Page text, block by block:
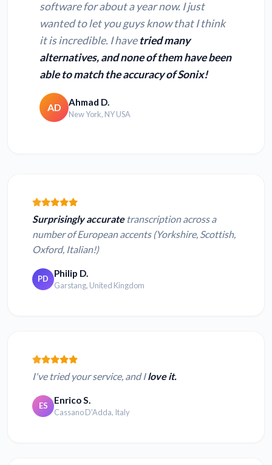
software for about a year now. I just
wanted to let you guys know that I think
it is incredible. I havetried many
alternatives, and none of them have been
able to match the accuracy of Sonix!
AD Ahmad D.
New York, NY USA
Surprisingly accuratetranscription across a
number of European accents (Yorkshire, Scottish,
Oxford, Italian!)
PD Philip D.
Garstang, United Kingdom
I've tried your service, and Ilove it.
ES Enrico S.
Cassano D'Adda, Italy